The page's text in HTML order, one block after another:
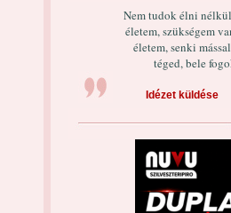
Nem tudok élni
életem, szükségem
életem, senki
téged, bele
Idézet küldése